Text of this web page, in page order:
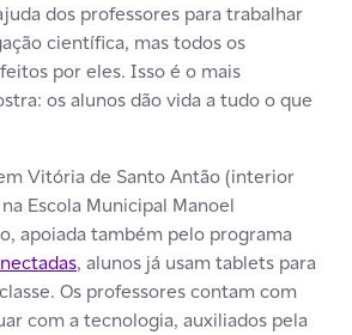
dos professores para trabalhar
científica, mas todos os
por eles. Isso é o mais
os alunos dão vida a tudo o que
Vitória de Santo Antão (interior
Escola Municipal Manoel
apoiada também pelo programa
, alunos já usam tablets para
Os professores contam com
com a tecnologia, auxiliados pela